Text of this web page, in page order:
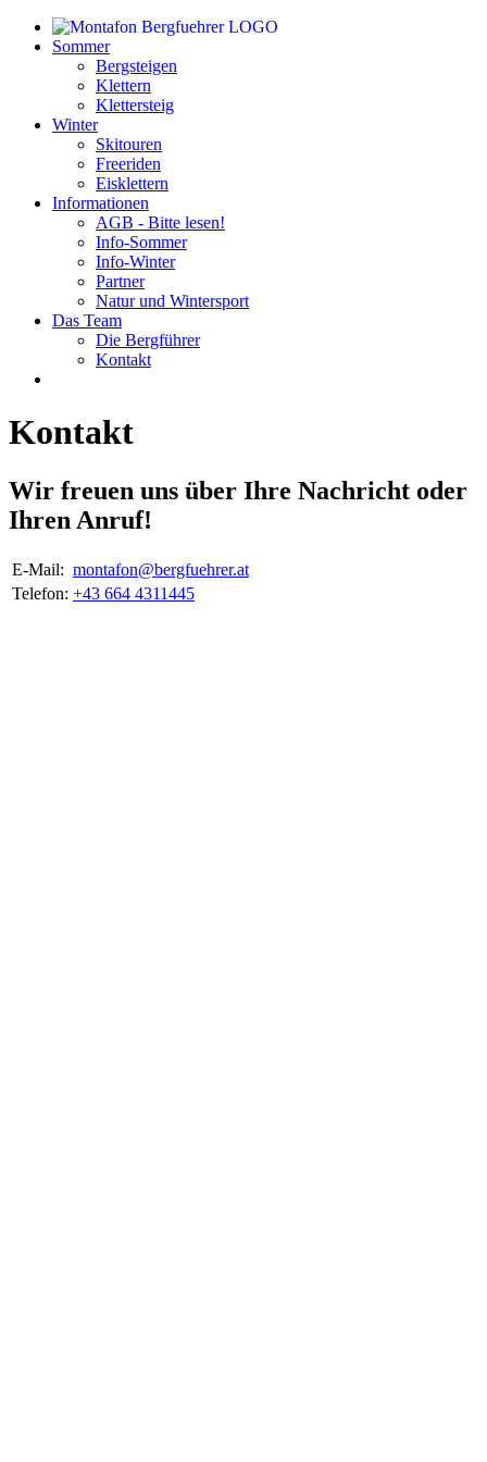
Sommer
Bergsteigen
Klettern
Klettersteig
Winter
Skitouren
Freeriden
Eisklettern
Informationen
AGB - Bitte lesen!
Info-Sommer
Info-Winter
Partner
Natur und Wintersport
Das Team
Die Bergführer
Kontakt
Kontakt
Wir freuen uns über Ihre Nachricht oder
Ihren Anruf!
E-Mail: montafon@bergfuehrer.at
Telefon: +43 664 4311445